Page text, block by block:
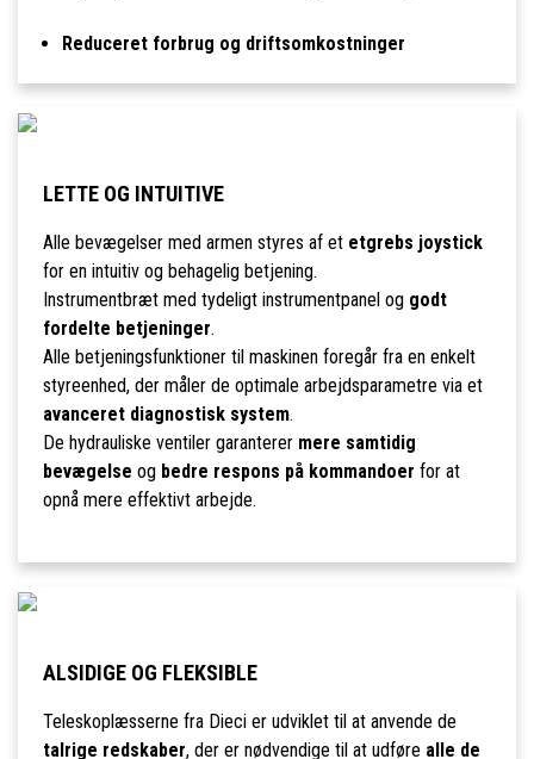
Reduceret forbrug og driftsomkostninger
LETTE OG INTUITIVE
Alle bevægelser med armen styres af et etgrebs joystick
for en intuitiv og behagelig betjening.
Instrumentbræt med tydeligt instrumentpanel og godt
fordelte betjeninger.
Alle betjeningsfunktioner til maskinen foregår fra en enkelt
styreenhed, der måler de optimale arbejdsparametre via et
avanceret diagnostisk system.
De hydrauliske ventiler garanterer mere samtidig
bevægelse og bedre respons på kommandoer for at
opnå mere effektivt arbejde.
ALSIDIGE OG FLEKSIBLE
Teleskoplæsserne fra Dieci er udviklet til at anvende de
talrige redskaber, der er nødvendige til at udføre alle de